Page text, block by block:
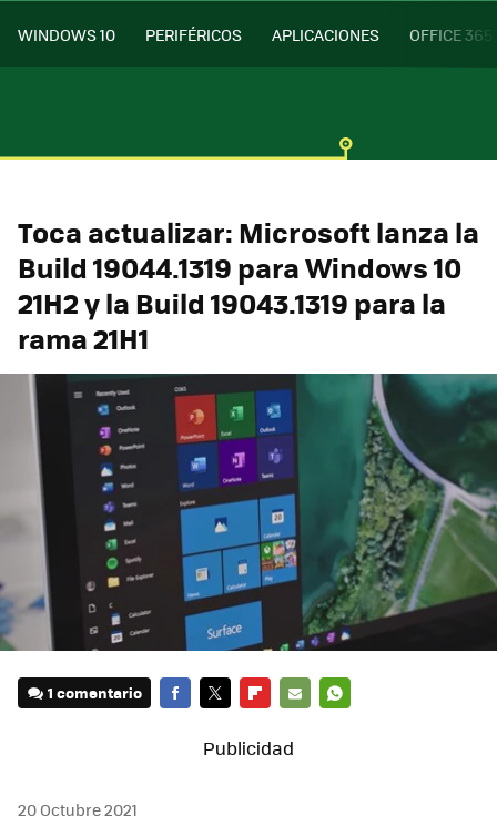
WINDOWS 10 PERIFÉRICOS APLICACIONES OFFICE 365
Toca actualizar: Microsoft lanza la
Build 19044.1319 para Windows 10
21H2 y la Build 19043.1319 para la
rama 21H1
1 comentario
MAIL
20 Octubre 2021